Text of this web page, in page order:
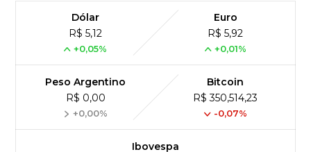
Dólar
R$ 5,12
+0,05%
Euro
R$ 5,92
+0,01%
Peso Argentino
R$ 0,00
+0,00%
Bitcoin
R$ 350,514,23
-0,07%
Ibovespa